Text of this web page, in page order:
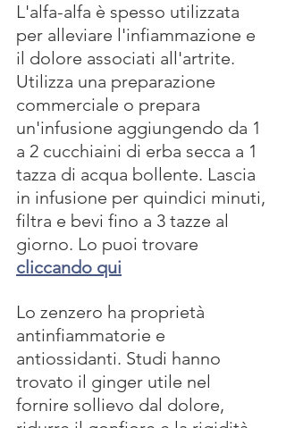
L'alfa-alfa è spesso utilizzata
per alleviare l'infiammazione e
il dolore associati all'artrite.
Utilizza una preparazione
commerciale o prepara
un'infusione aggiungendo da 1
a 2 cucchiaini di erba secca a 1
tazza di acqua bollente. Lascia
in infusione per quindici minuti,
filtra e bevi fino a 3 tazze al
giorno. Lo puoi trovare
cliccando qui
Lo zenzero ha proprietà
antinfiammatorie e
antiossidanti. Studi hanno
trovato il ginger utile nel
fornire sollievo dal dolore,